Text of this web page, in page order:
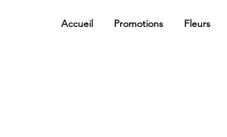
Accueil Promotions Fleurs